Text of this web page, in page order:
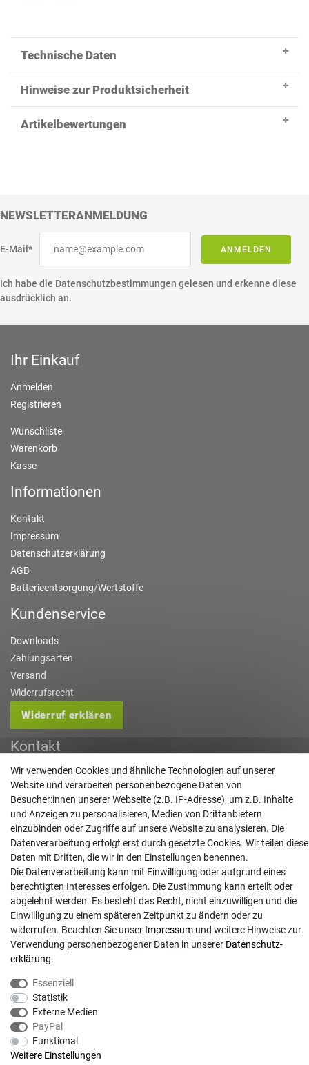
Technische Daten
Hinweise zur Produktsicherheit
Artikelbewertungen
NEWSLETTERANMELDUNG
E-Mail* ANMELDEN
Ich habe die Datenschutzbestimmungen gelesen und erkenne diese
ausdrücklich an.
Ihr Einkauf
Anmelden
Registrieren
Wunschliste
Warenkorb
Kasse
Informationen
Kontakt
Impressum
Datenschutzerklärung
AGB
Batterieentsorgung/Wertstoffe
Kundenservice
Downloads
Zahlungsarten
Versand
Widerrufsrecht
Widerruf erklären
Kontakt
info@gartentechnik-hansen.de
0481 8565-0
Mo. - Do. 08:00 - 17:00 | Fr. 8:00 - 15:00
Anrufe aus dem dt. Festnetz zum Ortstarif, Preise aus dem Mobilfunknetz ggf.
abweichend (abhängig vom Provider).
© Copyright 2026 | Alle Rechte vorbehalten. - Gartentechnik Hansen | Realisation
Wir verwenden Cookies und ähnliche Technologien auf unserer
Website und verarbeiten personenbezogene Daten von
Besucher:innen unserer Webseite (z.B. IP-Adresse), um z.B. Inhalte
und Anzeigen zu personalisieren, Medien von Drittanbietern
einzubinden oder Zugriffe auf unsere Website zu analysieren. Die
Datenverarbeitung erfolgt erst durch gesetzte Cookies. Wir teilen diese
Daten mit Dritten, die wir in den Einstellungen benennen.
Die Datenverarbeitung kann mit Einwilligung oder aufgrund eines
berechtigten Interesses erfolgen. Die Zustimmung kann erteilt oder
abgelehnt werden. Es besteht das Recht, nicht einzuwilligen und die
Einwilligung zu einem späteren Zeitpunkt zu ändern oder zu
widerrufen. Beachten Sie unser Impressum und weitere Hinweise zur
Verwendung personenbezogener Daten in unserer Daten­schutz­
erklärung.
Essenziell
Statistik
Externe Medien
PayPal
Funktional
Weitere Einstellungen